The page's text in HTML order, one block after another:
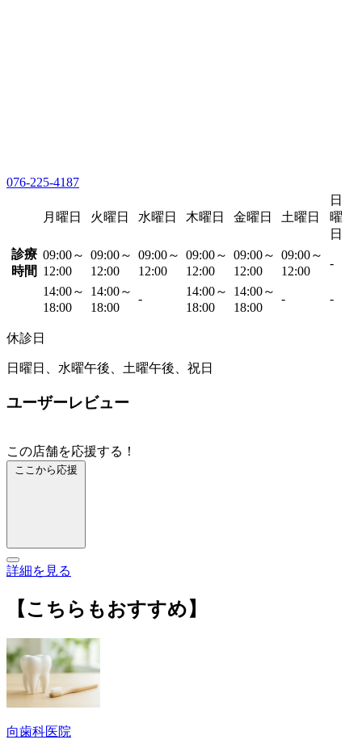
076-225-4187
月曜日 火曜日 水曜日 木曜日 金曜日 土曜日
日
曜
日
診療
時間
09:00～
12:00
09:00～
12:00
09:00～
12:00
09:00～
12:00
09:00～
12:00
09:00～
12:00
-
14:00～
18:00
14:00～
18:00
-
14:00～
18:00
14:00～
18:00
- -
休診日
日曜日、水曜午後、土曜午後、祝日
ユーザーレビュー
この店舗を応援する！
ここから応援
詳細を見る
【こちらもおすすめ】
向歯科医院